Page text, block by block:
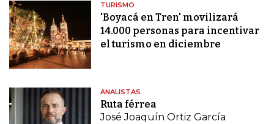
TURISMO
'Boyacá en Tren' movilizará
14.000 personas para incentivar
el turismo en diciembre
ANALISTAS
Ruta férrea
José Joaquín Ortiz García